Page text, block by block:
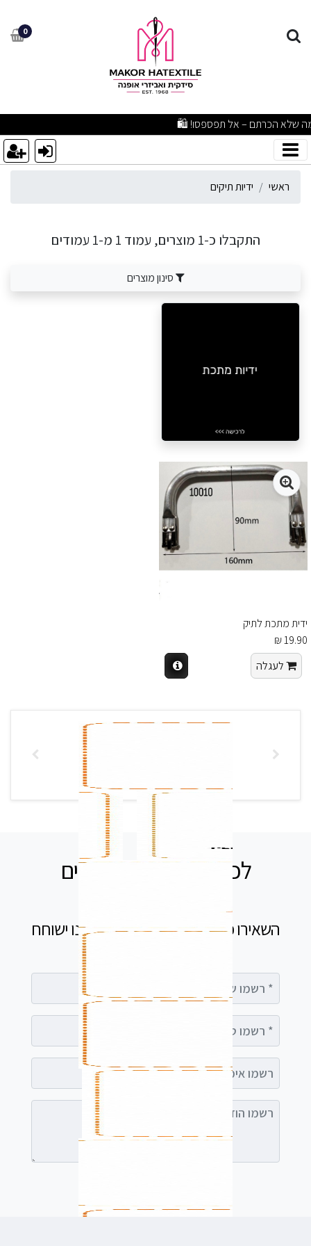
ידיות תיקים 0
ומוצרים איכותיים ברמה שלא הכרתם – אל תפספסו! 🛍️
ראשי ידיות תיקים
התקבלו כ-1 מוצרים, עמוד 1 מ-1 עמודים
סינון מוצרים
ידית מתכת לתיק
19.90 ₪
לעגלה
לכל שאלה אנחנו זמינים
השאירו פרטים בטופס ומיד נציג שלנו ישוחח
רשמו אימייל (אופציונלי)
רשמו הודעה (אופציונלי)